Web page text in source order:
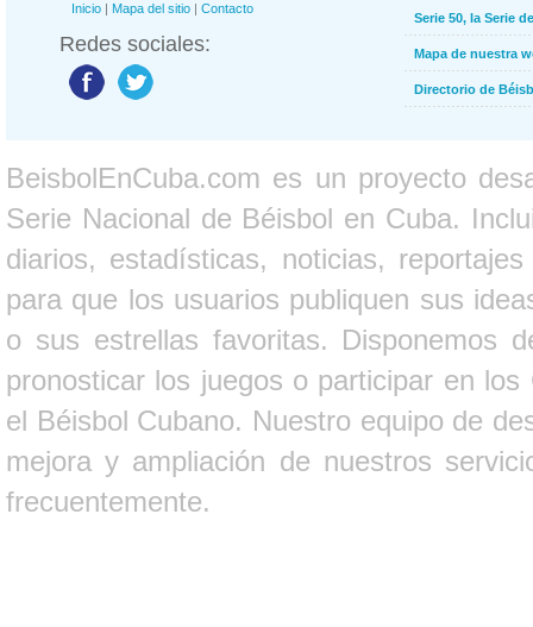
Inicio | Mapa del sitio | Contacto
Redes sociales:
Serie 50, la Serie
Mapa de nuestra
Directorio de
BeisbolEnCuba.com es un proyecto
Serie Nacional de Béisbol en Cuba.
diarios, estadísticas, noticias,
para que los usuarios publiquen sus
o sus estrellas favoritas. Disponemos
pronosticar los juegos o participar en
el Béisbol Cubano. Nuestro equipo de
mejora y ampliación de nuestros
frecuentemente.